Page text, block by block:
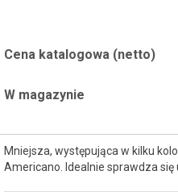
Cena katalogowa (netto)
W magazynie
Mniejsza, występująca w kilku
Americano. Idealnie sprawdza